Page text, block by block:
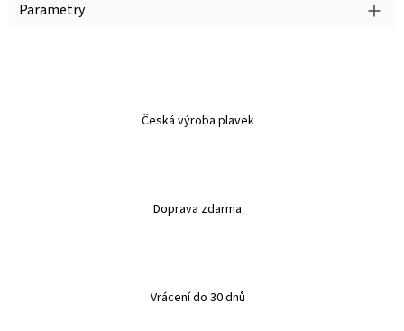
Parametry
Česká výroba plavek
Doprava zdarma
Vrácení do 30 dnů